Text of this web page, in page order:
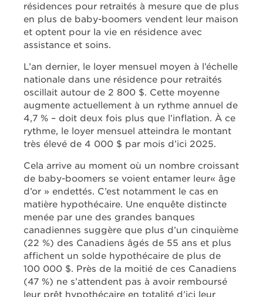
résidences pour retraités à mesure que de plus
en plus de baby-boomers vendent leur maison
et optent pour la vie en résidence avec
assistance et soins.
L’an dernier, le loyer mensuel moyen à l’échelle
nationale dans une résidence pour retraités
oscillait autour de 2 800 $. Cette moyenne
augmente actuellement à un rythme annuel de
4,7 % – doit deux fois plus que l’inflation. À ce
rythme, le loyer mensuel atteindra le montant
très élevé de 4 000 $ par mois d’ici 2025.
Cela arrive au moment où un nombre croissant
de baby-boomers se voient entamer leur« âge
d’or » endettés. C’est notamment le cas en
matière hypothécaire. Une enquête distincte
menée par une des grandes banques
canadiennes suggère que plus d’un cinquième
(22 %) des Canadiens âgés de 55 ans et plus
affichent un solde hypothécaire de plus de
100 000 $. Près de la moitié de ces Canadiens
(47 %) ne s’attendent pas à avoir remboursé
leur prêt hypothécaire en totalité d’ici leur